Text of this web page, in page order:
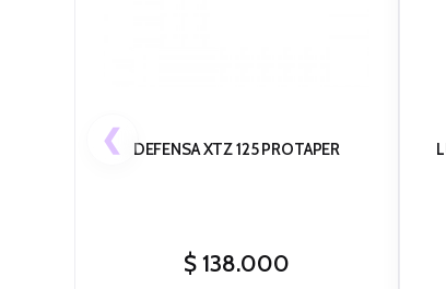
DEFENSA XTZ 125 PROTAPER
$ 138.000
❮